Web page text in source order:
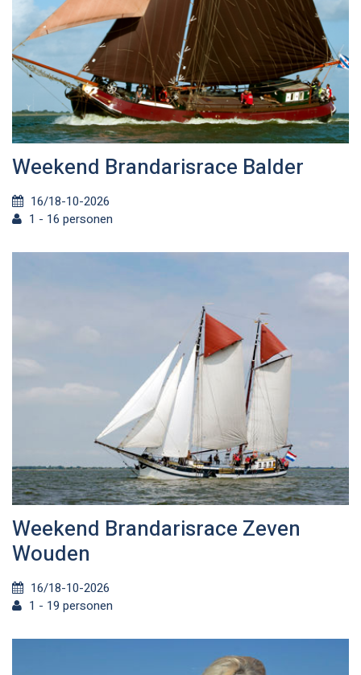
Weekend Brandarisrace Balder
16/18-10-2026
1 - 16 personen
Weekend Brandarisrace Zeven
Wouden
16/18-10-2026
1 - 19 personen